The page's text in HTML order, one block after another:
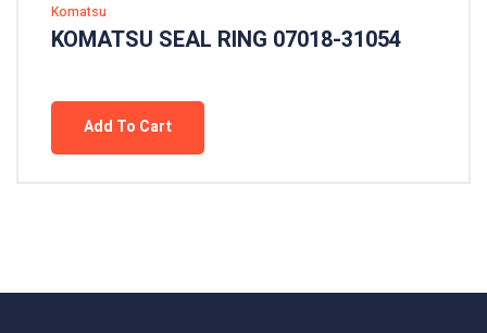
Komatsu
KOMATSU SEAL RING 07018-31054
Add To Cart